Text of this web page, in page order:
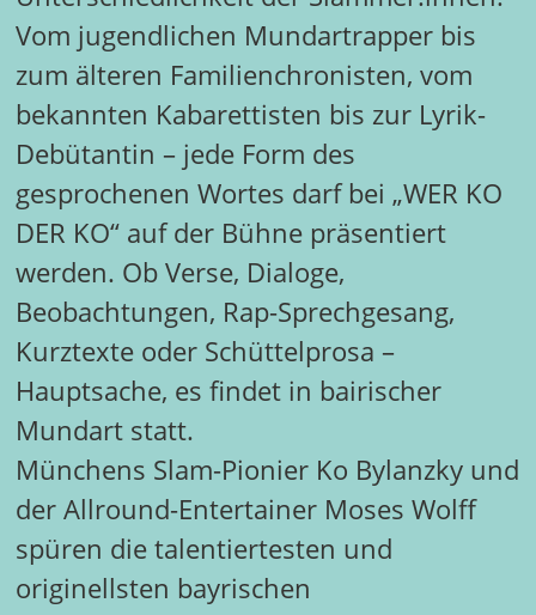
Vom jugendlichen Mundartrapper bis
zum älteren Familienchronisten, vom
bekannten Kabarettisten bis zur Lyrik-
Debütantin – jede Form des
gesprochenen Wortes darf bei „WER KO
DER KO“ auf der Bühne präsentiert
werden. Ob Verse, Dialoge,
Beobachtungen, Rap-Sprechgesang,
Kurztexte oder Schüttelprosa –
Hauptsache, es findet in bairischer
Mundart statt.
Münchens Slam-Pionier Ko Bylanzky und
der Allround-Entertainer Moses Wolff
spüren die talentiertesten und
originellsten bayrischen